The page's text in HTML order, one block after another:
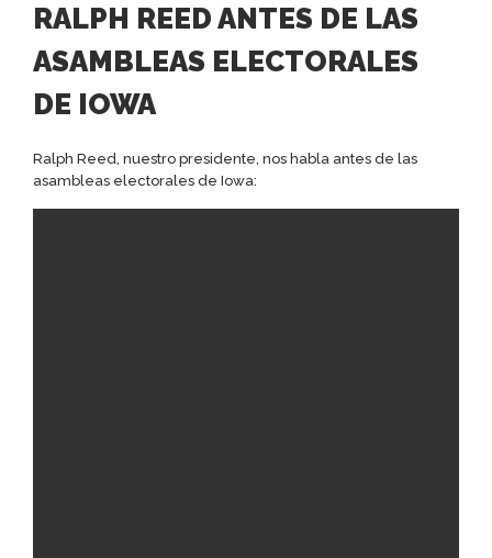
RALPH REED ANTES DE LAS
ASAMBLEAS ELECTORALES
DE IOWA
Ralph Reed, nuestro presidente, nos habla antes de las
asambleas electorales de Iowa: